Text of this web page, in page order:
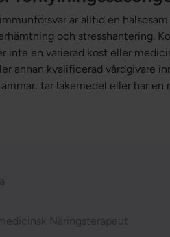
är alltid en
och stresshantering.
inte en varierad kost eller
annan kvalificerad vårdgivare
tar läkemedel eller har en
Näringsterapeut